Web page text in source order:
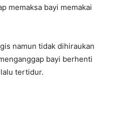
memaksa bayi memakai
namun tidak dihiraukan
bayi berhenti
tertidur.